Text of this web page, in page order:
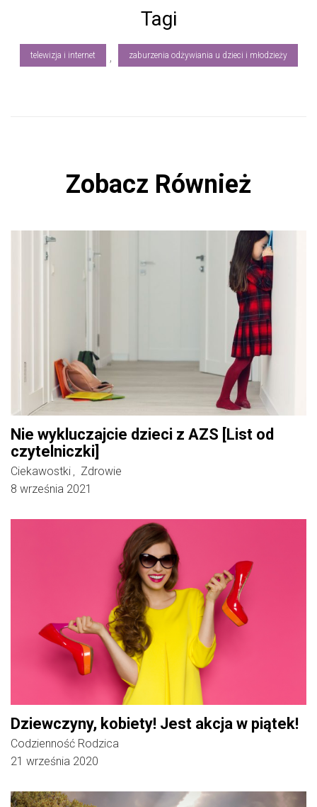
ok
Tagi
telewizja i internet , zaburzenia odżywiania u dzieci i młodzieży
Zobacz Również
Nie wykluczajcie dzieci z AZS [List od
czytelniczki]
Ciekawostki ,
Zdrowie
8 września 2021
Dziewczyny, kobiety! Jest akcja w piątek!
Codzienność Rodzica
21 września 2020